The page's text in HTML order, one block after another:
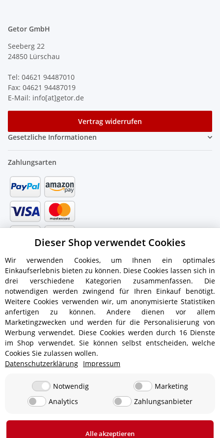
Getor GmbH
Seeberg 22
24850 Lürschau
Tel: 04621 94487010
Fax: 04621 94487019
E-Mail: info[at]getor.de
Vertrag widerrufen
Gesetzliche Informationen
Zahlungsarten
Versandinformationen
ab 5,90 € - Ab 300 € Bestellwert
ab 9,90 € - Ab 350 € Bestellwert
Versandkostenfrei!
19,90 €
0 € bei Abholung in 24850 Lürschau, Deutschland
Dieser Shop verwendet Cookies
Wir verwenden Cookies, um Ihnen ein optimales
Einkaufserlebnis bieten zu können. Diese Cookies lassen sich in
drei verschiedene Kategorien zusammenfassen. Die
notwendigen werden zwingend für Ihren Einkauf benötigt.
Weitere Cookies verwenden wir, um anonymisierte Statistiken
anfertigen zu können. Andere dienen vor allem
Marketingzwecken und werden für die Personalisierung von
Werbung verwendet. Diese Cookies werden durch 16 Dienste
im Shop verwendet. Sie können selbst entscheiden, welche
Cookies Sie zulassen wollen.
Datenschutzerklärung Impressum
Notwendig
Marketing
Analytics
Zahlungsanbieter
Alle akzeptieren